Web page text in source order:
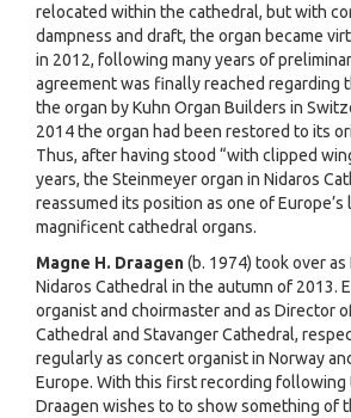
relocated within the cathedral, but with
dampness and draft, the organ became
in 2012, following many years of
agreement was finally reached regarding
the organ by Kuhn Organ Builders in
2014 the organ had been restored to its
Thus, after having stood “with clipped
years, the Steinmeyer organ in Nidaros
reassumed its position as one of
magnificent cathedral organs.
Magne H. Draagen(b. 1974) took over
Nidaros Cathedral in the autumn of 2013.
organist and choirmaster and as Director
Cathedral and Stavanger Cathedral,
regularly as concert organist in Norway
Europe. With this first recording following
Draagen wishes to to show something of